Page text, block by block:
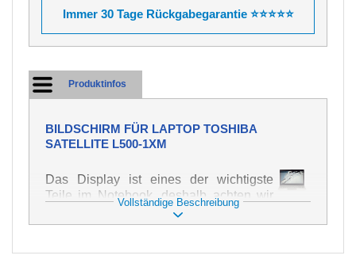
Immer 30 Tage Rückgabegarantie ⭐⭐⭐⭐⭐
Produktinfos
BILDSCHIRM FÜR LAPTOP TOSHIBA
SATELLITE L500-1XM
Das Display ist eines der wichtigste
Teile im Notebook, deshalb achten wir
auf höchste Qualität dieses Ersatzteils.
Er dient zur Darstellung von Texten und
Vollständige Beschreibung